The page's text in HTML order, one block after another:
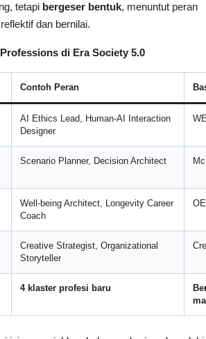
tetapi bergeser bentuk, menuntut peran
dan bernilai.
di Era Society 5.0
Contoh Peran
AI Ethics Lead, Human-AI Interaction
Designer
Scenario Planner, Decision Architect
Well-being Architect, Longevity Career
Coach
Creative Strategist, Organizational
Storyteller
4 klaster profesi baru